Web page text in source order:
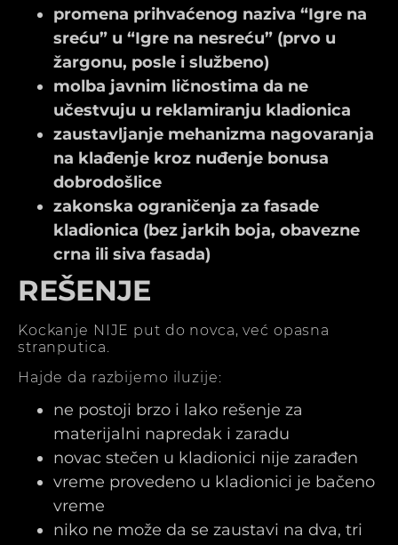
promena prihvaćenog naziva “Igre na
sreću” u “Igre na nesreću” (prvo u
žargonu, posle i službeno)
molba javnim ličnostima da ne
učestvuju u reklamiranju kladionica
zaustavljanje mehanizma nagovaranja
na klađenje kroz nuđenje bonusa
dobrodošlice
zakonska ograničenja za fasade
kladionica (bez jarkih boja, obavezne
crna ili siva fasada)
REŠENJE
Kockanje NIJE put do novca, već opasna
stranputica.
Hajde da razbijemo iluzije:
ne postoji brzo i lako rešenje za
materijalni napredak i zaradu
novac stečen u kladionici nije zarađen
vreme provedeno u kladionici je bačeno
vreme
niko ne može da se zaustavi na dva, tri